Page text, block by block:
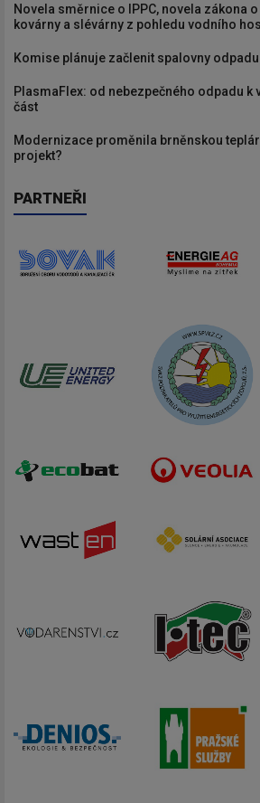
Novela směrnice o IPPC, novela zákona o
kovárny a slévárny z pohledu vodního
Komise plánuje začlenit spalovny odpadu
PlasmaFlex: od nebezpečného odpadu k
část
Modernizace proměnila brněnskou
projekt?
PARTNEŘI